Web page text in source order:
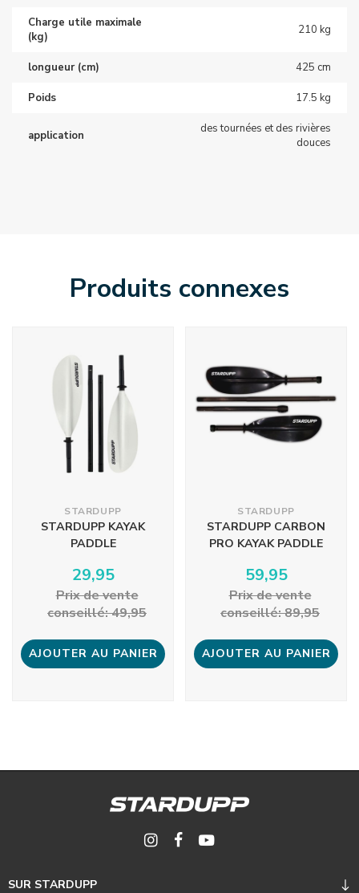
Charge utile maximale
(kg)
210 kg
longueur (cm) 425 cm
Poids 17.5 kg
application
des tournées et des rivières
douces
Produits connexes
STARDUPP
STARDUPP KAYAK
PADDLE
29,95
Prix ​​de vente
conseillé: 49,95
AJOUTER AU PANIER
STARDUPP
STARDUPP CARBON
PRO KAYAK PADDLE
59,95
Prix ​​de vente
conseillé: 89,95
AJOUTER AU PANIER
SUR STARDUPP